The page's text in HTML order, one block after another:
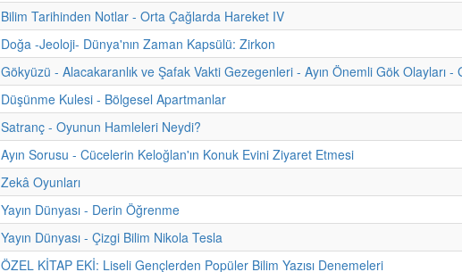
Bilim Tarihinden Notlar - Orta Çağlarda Hareket IV
Doğa -Jeoloji- Dünya'nın Zaman Kapsülü: Zirkon
Gökyüzü - Alacakaranlık ve Şafak Vakti Gezegenleri - Ayın Önemli Gök Olayları -
Düşünme Kulesi - Bölgesel Apartmanlar
Satranç - Oyunun Hamleleri Neydi?
Ayın Sorusu - Cücelerin Keloğlan'ın Konuk Evini Ziyaret Etmesi
Zekâ Oyunları
Yayın Dünyası - Derin Öğrenme
Yayın Dünyası - Çizgi Bilim Nikola Tesla
ÖZEL KİTAP EKİ: Liseli Gençlerden Popüler Bilim Yazısı Denemeleri